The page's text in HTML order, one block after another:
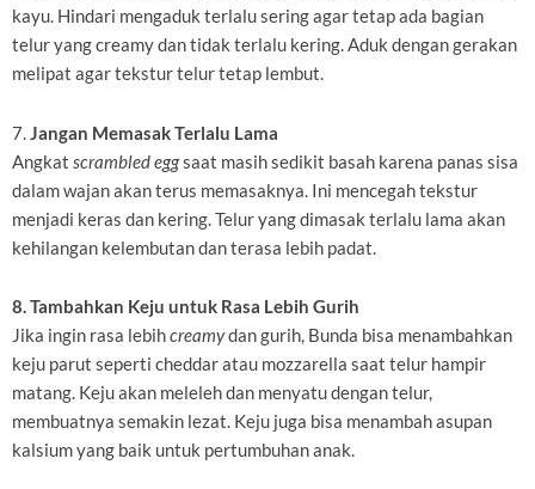
kayu. Hindari mengaduk terlalu sering agar tetap ada bagian
telur yang creamy dan tidak terlalu kering. Aduk dengan gerakan
melipat agar tekstur telur tetap lembut.
7.Jangan Memasak Terlalu Lama
Angkat scrambled eggsaat masih sedikit basah karena panas sisa
dalam wajan akan terus memasaknya. Ini mencegah tekstur
menjadi keras dan kering. Telur yang dimasak terlalu lama akan
kehilangan kelembutan dan terasa lebih padat.
8. Tambahkan Keju untuk Rasa Lebih Gurih
Jika ingin rasa lebihcreamydan gurih, Bunda bisa menambahkan
keju parut seperti cheddar atau mozzarella saat telur hampir
matang. Keju akan meleleh dan menyatu dengan telur,
membuatnya semakin lezat. Keju juga bisa menambah asupan
kalsium yang baik untuk pertumbuhan anak.